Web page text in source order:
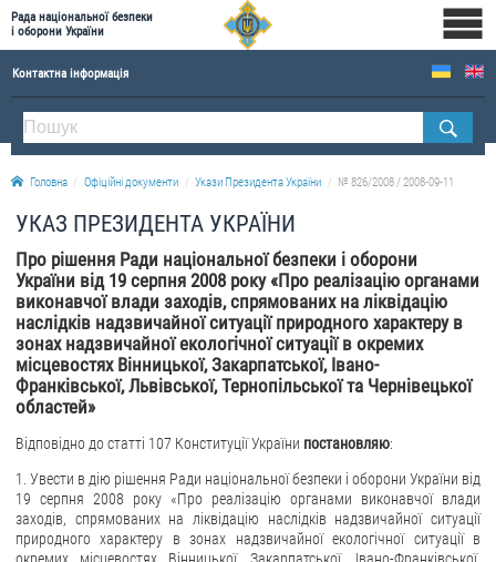
Рада національної безпеки
і оборони України
Контактна інформація
ПРО РНБОУ
Склад Ради національної безпеки і оборони України
Апарат Ради національної безпеки і оборони України
Правова основа діяльності Ради національної безпеки і оборони України
Історична довідка про діяльність Ради національної безпеки і оборони України
ОФІЦІЙНІ ДОКУМЕНТИ
ПРЕСЦЕНТР
Новини
Відеогалерея
ЗВЕРНЕННЯ ГРОМАДЯН
Головна Офіційні документи Укази Президента України № 826/2008 / 2008-09-11
УКАЗ ПРЕЗИДЕНТА УКРАЇНИ
Про рішення Ради національної безпеки і оборони
України від 19 серпня 2008 року «Про реалізацію органами
виконавчої влади заходів, спрямованих на ліквідацію
наслідків надзвичайної ситуації природного характеру в
зонах надзвичайної екологічної ситуації в окремих
місцевостях Вінницької, Закарпатської, Івано-
Франківської, Львівської, Тернопільської та Чернівецької
областей»
Відповідно до статті 107 Конституції України постановляю:
1. Увести в дію рішення Ради національної безпеки і оборони України від
19 серпня 2008 року «Про реалізацію органами виконавчої влади
заходів, спрямованих на ліквідацію наслідків надзвичайної ситуації
природного характеру в зонах надзвичайної екологічної ситуації в
окремих місцевостях Вінницької, Закарпатської, Івано-Франківської,